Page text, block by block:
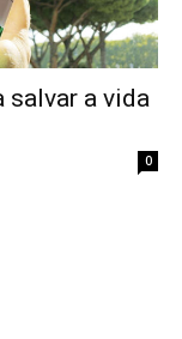
salvar a vida
0